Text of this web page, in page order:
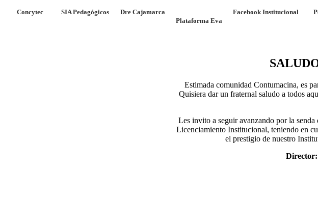
Concytec SIA Pedagógicos
Dre Cajamarca
Plataforma Eva
Facebook Institucional
Estimada comunidad Contumacina, es
Quisiera dar un fraternal saludo a todos
Les invito a seguir avanzando por la
Licenciamiento Institucional, teniendo en
el prestigio de nuestro
Director: